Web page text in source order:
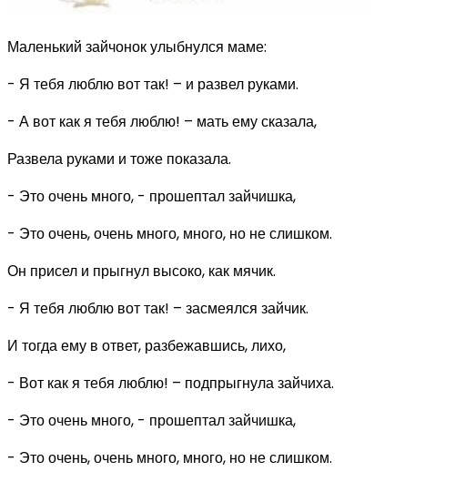
Маленький зайчонок улыбнулся маме:
- Я тебя люблю вот так! – и развел руками.
- А вот как я тебя люблю! – мать ему сказала,
Развела руками и тоже показала.
- Это очень много, - прошептал зайчишка,
- Это очень, очень много, много, но не слишком.
Он присел и прыгнул высоко, как мячик.
- Я тебя люблю вот так! – засмеялся зайчик.
И тогда ему в ответ, разбежавшись, лихо,
- Вот как я тебя люблю! – подпрыгнула зайчиха.
- Это очень много, - прошептал зайчишка,
- Это очень, очень много, много, но не слишком.